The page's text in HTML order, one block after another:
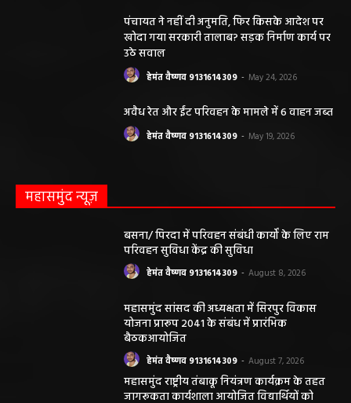
पंचायत ने नहीं दी अनुमति, फिर किसके आदेश पर
खोदा गया सरकारी तालाब? सड़क निर्माण कार्य पर
उठे सवाल
हेमंत वैष्णव 9131614309 - May 24, 2026
अवैध रेत और ईंट परिवहन के मामले में 6 वाहन जब्त
हेमंत वैष्णव 9131614309 - May 19, 2026
महासमुंद न्यूज़
बसना/ पिरदा में परिवहन संबंधी कार्यों के लिए राम
परिवहन सुविधा केंद्र की सुविधा
हेमंत वैष्णव 9131614309 - August 8, 2026
महासमुंद सांसद की अध्यक्षता में सिरपुर विकास
योजना प्रारूप 2041 के संबंध में प्रारंभिक
बैठकआयोजित
हेमंत वैष्णव 9131614309 - August 7, 2026
महासमुंद राष्ट्रीय तंबाकू नियंत्रण कार्यक्रम के तहत
जागरूकता कार्यशाला आयोजित विद्यार्थियों को